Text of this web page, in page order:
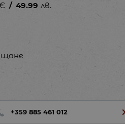
/ 49.99 лв.
+359 885 461 012